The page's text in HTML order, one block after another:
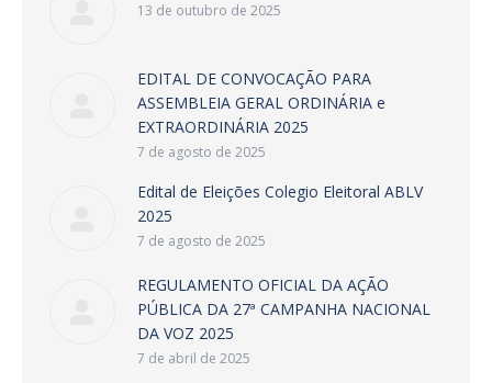
13 de outubro de 2025
EDITAL DE CONVOCAÇÃO PARA
ASSEMBLEIA GERAL ORDINÁRIA e
EXTRAORDINÁRIA 2025
7 de agosto de 2025
Edital de Eleições Colegio Eleitoral ABLV
2025
7 de agosto de 2025
REGULAMENTO OFICIAL DA AÇÃO
PÚBLICA DA 27ª CAMPANHA NACIONAL
DA VOZ 2025
7 de abril de 2025